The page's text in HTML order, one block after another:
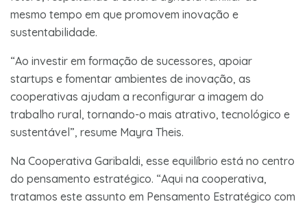
mesmo tempo em que promovem inovação e
sustentabilidade.
“Ao investir em formação de sucessores, apoiar
startups e fomentar ambientes de inovação, as
cooperativas ajudam a reconfigurar a imagem do
trabalho rural, tornando-o mais atrativo, tecnológico e
sustentável”, resume Mayra Theis.
Na Cooperativa Garibaldi, esse equilíbrio está no centro
do pensamento estratégico. “Aqui na cooperativa,
tratamos este assunto em Pensamento Estratégico com